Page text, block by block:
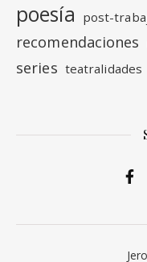
poesía post-
recomendaciones
series teatralidades